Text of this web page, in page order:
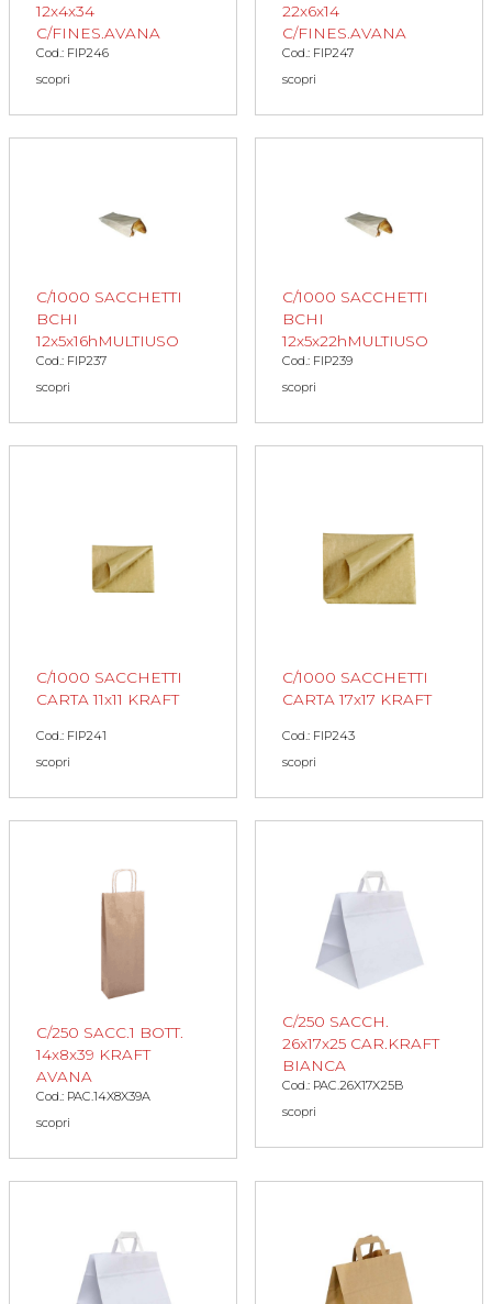
12x4x34
C/FINES.AVANA
Cod.: FIP246
scopri
22x6x14
C/FINES.AVANA
Cod.: FIP247
scopri
C/1000 SACCHETTI
BCHI
12x5x16hMULTIUSO
Cod.: FIP237
scopri
C/1000 SACCHETTI
BCHI
12x5x22hMULTIUSO
Cod.: FIP239
scopri
C/1000 SACCHETTI
CARTA 11x11 KRAFT
Cod.: FIP241
scopri
C/1000 SACCHETTI
CARTA 17x17 KRAFT
Cod.: FIP243
scopri
C/250 SACC.1 BOTT.
14x8x39 KRAFT
AVANA
Cod.: PAC.14X8X39A
scopri
C/250 SACCH.
26x17x25 CAR.KRAFT
BIANCA
Cod.: PAC.26X17X25B
scopri